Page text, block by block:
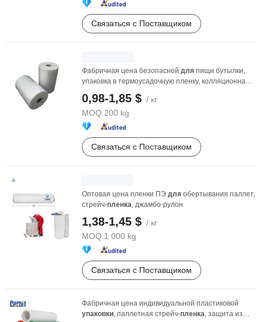
Связаться с Поставщиком
Фабричная цена безопасной для пищи бутылки,
упаковка в термоусадочную пленку, колляционная
0,98-1,85 $ / кг
MOQ:200 kg
Связаться с Поставщиком
Оптовая цена пленки ПЭ для обертывания паллет,
стрейч-пленка, джамбо-рулон
1,38-1,45 $ / кг
MOQ:1 000 kg
Связаться с Поставщиком
Фабричная цена индивидуальной пластиковой
упаковки, паллетная стрейч-пленка, защита из